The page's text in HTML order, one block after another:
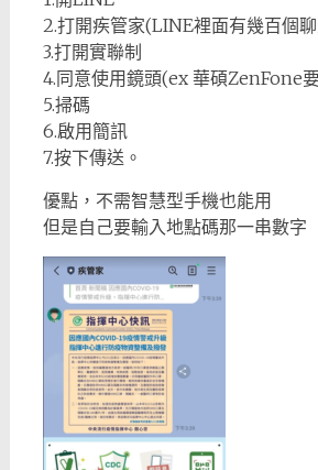
2.打開疾管家(LINE裡面有幾百個
3.打開實聯制
4.同意使用鏡頭(ex 華碩ZenFone
5.掃碼
6.啟用簡訊
7.按下傳送。
優點，不需智慧型手機也能用
但是自己要輸入地點碼那一串數字